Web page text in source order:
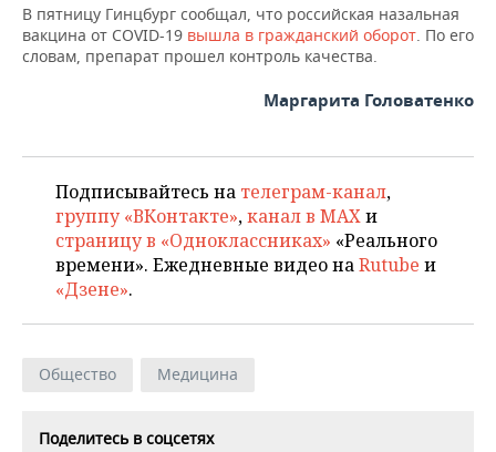
ОПК
ТРАНСПОРТ
IT
НОВОСТИ МЕРОПРИЯТИЙ
ONLINE-КОНФЕРЕНЦИИ
ОТКРЫТАЯ ЛЕКЦИЯ
СПОРТ
ХОККЕЙ
БАСКЕТБОЛ
ВОЛЕЙБОЛ
ФИГУРНОЕ КАТАНИЕ
ВОДНЫЕ ВИДЫ СПОРТА
ВЛАСТЬ
ИНФРАСТРУКТУРА
ИСТОРИЯ
МЕДИЦИНА
ОБРАЗОВАНИЕ
СЮЖЕТЫ
СПРАВОЧНИК
СПИСОК ПЕРСОН
ПОЛНАЯ ВЕРСИЯ
В пятницу Гинцбург сообщал, что российская назальная
вакцина от COVID-19 вышла в гражданский оборот. По его
словам, препарат прошел контроль качества.
Маргарита Головатенко
Подписывайтесь на телеграм-канал,
группу «ВКонтакте»,канал в MAXи
страницу в «Одноклассниках» «Реального
времени». Ежедневные видео наRutube и
«Дзене».
Общество Медицина
Поделитесь в соцсетях